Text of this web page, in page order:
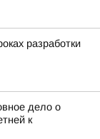
разработки
дело о
к